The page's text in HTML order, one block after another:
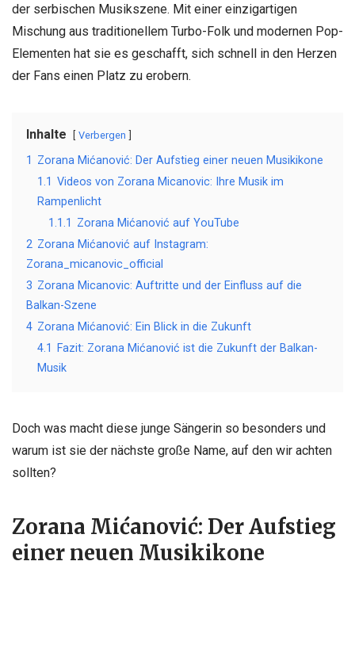
der serbischen Musikszene. Mit einer einzigartigen
Mischung aus traditionellem Turbo-Folk und modernen Pop-
Elementen hat sie es geschafft, sich schnell in den Herzen
der Fans einen Platz zu erobern.
Inhalte Verbergen
1 Zorana Mićanović: Der Aufstieg einer neuen Musikikone
1.1 Videos von Zorana Micanovic: Ihre Musik im
Rampenlicht
1.1.1 Zorana Mićanović auf YouTube
2 Zorana Mićanović auf Instagram:
Zorana_micanovic_official
3 Zorana Micanovic: Auftritte und der Einfluss auf die
Balkan-Szene
4 Zorana Mićanović: Ein Blick in die Zukunft
4.1
Fazit: Zorana Mićanović ist die Zukunft der Balkan-
Musik
Doch was macht diese junge Sängerin so besonders und
warum ist sie der nächste große Name, auf den wir achten
sollten?
Zorana Mićanović: Der Aufstieg
einer neuen Musikikone